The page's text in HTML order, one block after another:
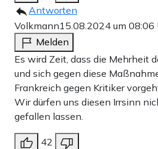
Antworten
Volkmann15.08.2024 um 08:06
Melden
Es wird Zeit, dass die Mehrheit
und sich gegen diese
Frankreich gegen Kritiker
Wir dürfen uns diesen Irrsinn
gefallen lassen.
42